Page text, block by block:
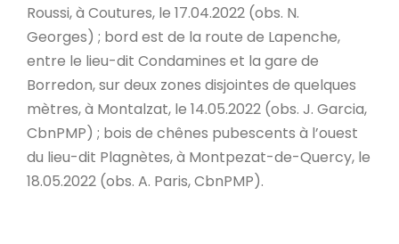
Roussi, à Coutures, le 17.04.2022 (obs. N.
Georges) ; bord est de la route de Lapenche,
entre le lieu-dit Condamines et la gare de
Borredon, sur deux zones disjointes de quelques
mètres, à Montalzat, le 14.05.2022 (obs. J. Garcia,
CbnPMP) ; bois de chênes pubescents à l’ouest
du lieu-dit Plagnètes, à Montpezat-de-Quercy, le
18.05.2022 (obs. A. Paris, CbnPMP).